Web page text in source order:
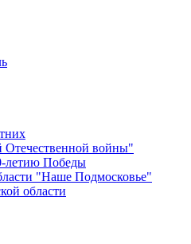
Отечественной войны"
летию Победы
"Наше Подмосковье"
области